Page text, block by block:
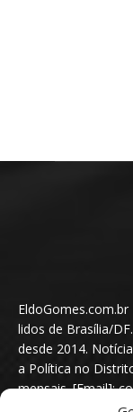
lidos de Brasília/
desde 2014.
a Política no
mensais. [Email]: